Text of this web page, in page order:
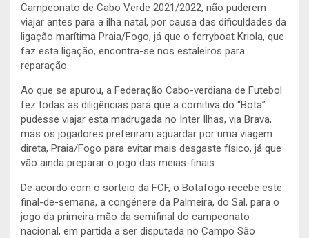
Campeonato de Cabo Verde 2021/2022, não puderem
viajar antes para a ilha natal, por causa das dificuldades da
ligação marítima Praia/Fogo, já que o ferryboat Kriola, que
faz esta ligação, encontra-se nos estaleiros para
reparação.
Ao que se apurou, a Federação Cabo-verdiana de Futebol
fez todas as diligências para que a comitiva do “Bota”
pudesse viajar esta madrugada no Inter Ilhas, via Brava,
mas os jogadores preferiram aguardar por uma viagem
direta, Praia/Fogo para evitar mais desgaste físico, já que
vão ainda preparar o jogo das meias-finais.
De acordo com o sorteio da FCF, o Botafogo recebe este
final-de-semana, a congénere da Palmeira, do Sal, para o
jogo da primeira mão da semifinal do campeonato
nacional, em partida a ser disputada no Campo São